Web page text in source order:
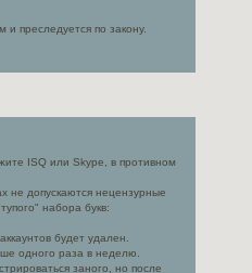
преследуется по закону.
ISQ или Skype, в противном
не допускаются нецензурные
набора букв:
будет удален.
одного раза в неделю.
заного, но после